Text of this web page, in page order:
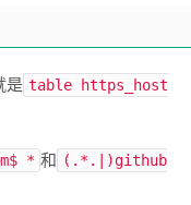
是 table https_host
* 和 (.*.|)github